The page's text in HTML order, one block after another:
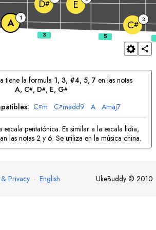
A 1
C# 3
D# E
tiene la formula 1, 3, #4, 5, 7en las notas
A, C#, D#, E, G#
C#m C#madd9 A Amaj7
escala pentatónica. Es similar a la escala lidia,
las notas 2 y 6. Se utiliza en la música china.
Privacy · English UkeBuddy © 2010